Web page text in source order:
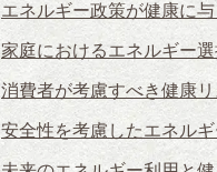
エネルギー政策が健康に
家庭におけるエネルギー
消費者が考慮すべき健康リ
安全性を考慮したエネル